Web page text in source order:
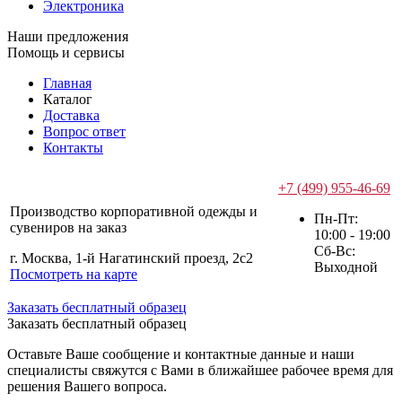
Электроника
Наши предложения
Помощь и сервисы
Главная
Каталог
Доставка
Вопрос ответ
Контакты
Производство корпоративной одежды и
сувениров на заказ
г. Москва, 1-й Нагатинский проезд, 2с2
Посмотреть на карте
+7 (499) 955-46-69
Пн-Пт:
10:00 - 19:00
Сб-Вс:
Выходной
Заказать бесплатный образец
Заказать бесплатный образец
Оставьте Ваше сообщение и контактные данные и наши
специалисты свяжутся с Вами в ближайшее рабочее время для
решения Вашего вопроса.